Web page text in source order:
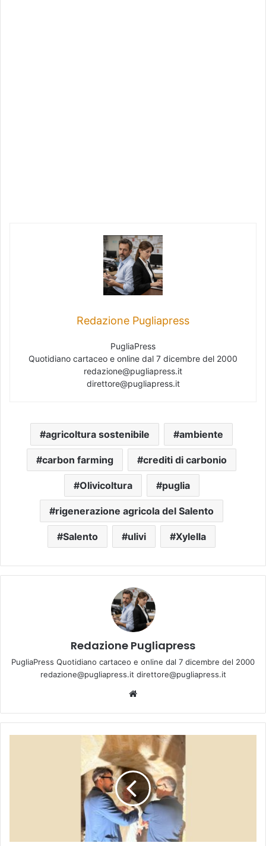
Redazione Pugliapress
PugliaPress
Quotidiano cartaceo e online dal 7 dicembre del 2000
redazione@pugliapress.it
direttore@pugliapress.it
agricoltura sostenibile ambiente
carbon farming crediti di carbonio
Olivicoltura puglia
rigenerazione agricola del Salento
Salento ulivi Xylella
Redazione Pugliapress
PugliaPress Quotidiano cartaceo e online dal 7 dicembre del 2000
redazione@pugliapress.it direttore@pugliapress.it
Città